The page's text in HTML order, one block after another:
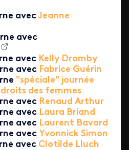
avecJeanne
avec
avec Kelly Dromby
avec Fabrice Guérin
"spéciale" journée
des femmes
avec Renaud Arthur
avec Laura Briand
avec Laurent Bavard
avec Yvonnick Simon
avec Clotilde Lluch